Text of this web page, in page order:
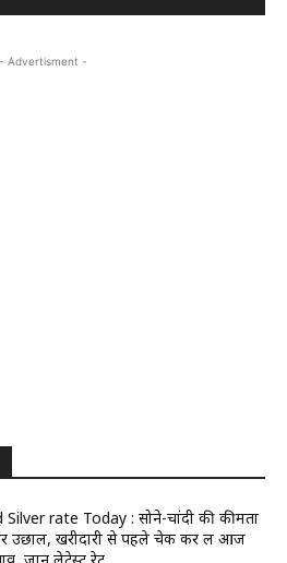
- Advertisment -
Silver rate Today : सोने-चांदी की कीमतों
उछाल, खरीदारी से पहले चेक कर लें आज